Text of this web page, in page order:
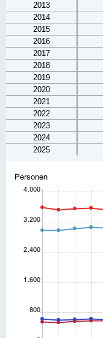
2013
2014
2015
2016
2017
2018
2019
2020
2021
2022
2023
2024
2025